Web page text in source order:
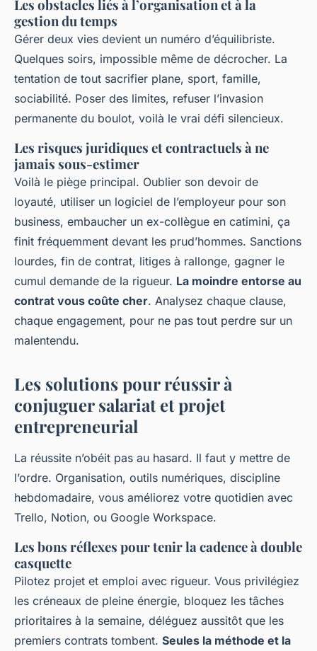
Les obstacles liés à l’organisation et à la
gestion du temps
Gérer deux vies devient un numéro d’équilibriste.
Quelques soirs, impossible même de décrocher. La
tentation de tout sacrifier plane, sport, famille,
sociabilité. Poser des limites, refuser l’invasion
permanente du boulot, voilà le vrai défi silencieux.
Les risques juridiques et contractuels à ne
jamais sous-estimer
Voilà le piège principal. Oublier son devoir de
loyauté, utiliser un logiciel de l’employeur pour son
business, embaucher un ex-collègue en catimini, ça
finit fréquemment devant les prud’hommes. Sanctions
lourdes, fin de contrat, litiges à rallonge, gagner le
cumul demande de la rigueur. La moindre entorse au
contrat vous coûte cher. Analysez chaque clause,
chaque engagement, pour ne pas tout perdre sur un
malentendu.
Les solutions pour réussir à
conjuguer salariat et projet
entrepreneurial
La réussite n’obéit pas au hasard. Il faut y mettre de
l’ordre. Organisation, outils numériques, discipline
hebdomadaire, vous améliorez votre quotidien avec
Trello, Notion, ou Google Workspace.
Les bons réflexes pour tenir la cadence à double
casquette
Pilotez projet et emploi avec rigueur. Vous privilégiez
les créneaux de pleine énergie, bloquez les tâches
prioritaires à la semaine, déléguez aussitôt que les
premiers contrats tombent. Seules la méthode et la